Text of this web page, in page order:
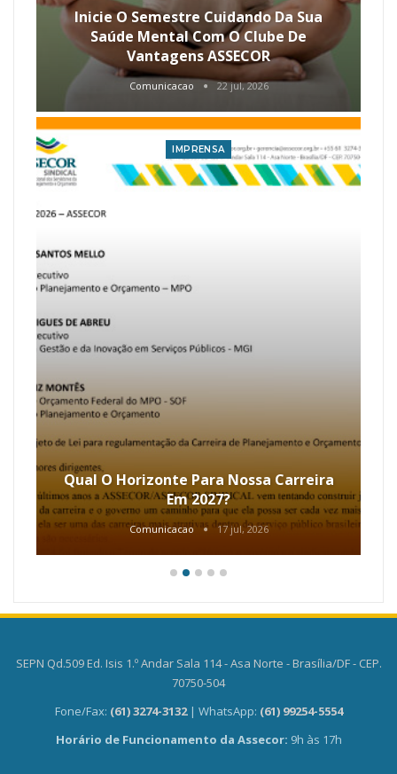
Inicie O Semestre Cuidando Da Sua
Saúde Mental Com O Clube De
Vantagens ASSECOR
Comunicacao 22 jul, 2026
IMPRENSA
Qual O Horizonte Para Nossa Carreira
Em 2027?
Comunicacao 17 jul, 2026
SEPN Qd.509 Ed. Isis 1.º Andar Sala 114 - Asa Norte - Brasília/DF - CEP.
70750-504
Fone/Fax: (61) 3274-3132 | WhatsApp: (61) 99254-5554
Horário de Funcionamento da Assecor: 9h às 17h